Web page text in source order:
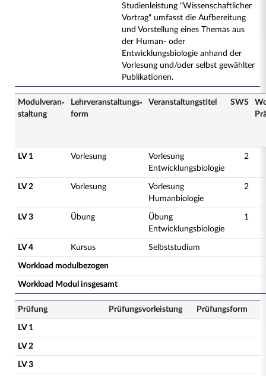
Studienleistung "Wissenschaftlicher
Vortrag" umfasst die Aufbereitung
und Vorstellung eines Themas aus
der Human- oder
Entwicklungsbiologie anhand der
Vorlesung und/oder selbst gewählter
Publikationen.
Modulveran­
staltung
Lehrveranstaltungs­
form
Veranstaltungs­titel SWS
LV 1 Vorlesung
Vorlesung
Entwicklungsbiologie
2
LV 2 Vorlesung
Vorlesung
Humanbiologie
2
LV 3 Übung
Übung
Entwicklungsbiologie
1
LV 4 Kursus Selbststudium
Workload modulbezogen
Workload Modul insgesamt
Prüfung Prüfungsvorleistung Prüfungsform
LV 1
LV 2
LV 3